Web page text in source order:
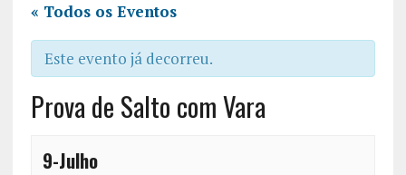
« Todos os Eventos
Este evento já decorreu.
Prova de Salto com Vara
9-Julho